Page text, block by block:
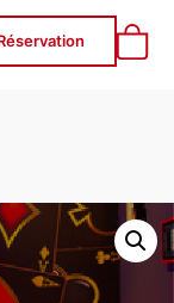
RED CORNER